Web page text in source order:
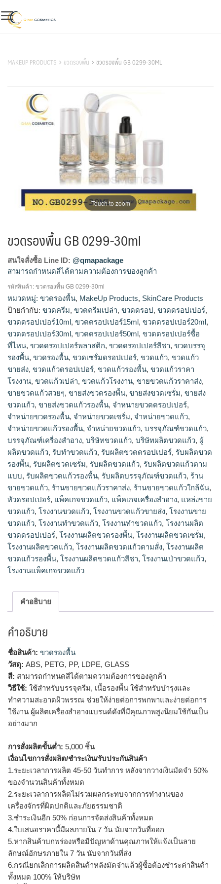
to
content
MAKEUP PRODUCTS ขวดรองพื้น ขวดรองพื้น GB 0299-30ML
Touch to zoom
ขวดรองพื้น GB 0299-30ml
สนใจสั่งซื้อ Line ID: @qmapackage
สามารถกำหนดสีได้ตามความต้องการของลูกค้า
ขวดครีม, ขวดครีมเปล่า, ขวดดรอป, ขวดดรอปเปอร์, ขวดดรอป
เปอร์10ml, ขวดดรอปเปอร์15ml, ขวดดรอปเปอร์20ml, ขวดดรอป
เปอร์30ml, ขวดดรอปเปอร์50ml, ขวดดรอปเปอร์ซื้อที่ไหน, ขวดดร
อปเปอร์พลาสติก, ขวดดรอปเปอร์สีชา, ขวดบรรจุรองพื้น, ขวดรอง
พื้น, ขวดเซรั่มดรอปเปอร์, ขวดแก้ว, ขวดแก้วขายส่ง, ขวดแก้วดร
อปเปอร์, ขวดแก้วรองพื้น, ขวดแก้วราคาโรงงาน, ขวดแก้วเปล่า,
ขวดแก้วโรงงาน, ขายขวดแก้วราคาส่ง, ขายขวดแก้วสวยๆ, ขายส่ง
ขวดรองพื้น, ขายส่งขวดเซรั่ม, ขายส่งขวดแก้ว, ขายส่งขวดแก้ว
รองพื้น, จำหนายขวดดรอปเปอร์, จำหน่ายขวดรองพื้น, จำหน่าย
ขวดเซรั่ม, จำหน่ายขวดแก้ว, จำหน่ายขวดแก้วรองพื้น, จําหน่าย
ขวดแก้ว, บรรจุภัณฑ์ขวดแก้ว, บรรจุภัณฑ์เครื่องสำอาง, บริษัท
ขวดแก้ว, บริษัทผลิตขวดแก้ว, ผู้ผลิตขวดแก้ว, รับทำขวดแก้ว, รับ
ผลิตขวดดรอปเปอร์, รับผลิตขวดรองพื้น, รับผลิตขวดเซรั่ม, รับ
ผลิตขวดแก้ว, รับผลิตขวดแก้วตามแบบ, รับผลิตขวดแก้วรองพื้น,
รับผลิตบรรจุภัณฑ์ขวดแก้ว, ร้านขายขวดแก้ว, ร้านขายขวดแก้ว
ราคาส่ง, ร้านขายขวดแก้วใกล้ฉัน, หัวดรอปเปอร์, แพ็คเกจขวด
แก้ว, แพ็คเกจเครื่องสำอาง, แหล่งขายขวดแก้ว, โรงงานขวดแก้ว,
โรงงานขวดแก้วขายส่ง, โรงงานขายขวดแก้ว, โรงงานทำขวดแก้ว,
โรงงานทําขวดแก้ว, โรงงานผลิตขวดดรอปเปอร์, โรงงานผลิตขวด
รองพื้น, โรงงานผลิตขวดเซรั่ม, โรงงานผลิตขวดแก้ว, โรงงานผลิต
ขวดแก้วตามสั่ง, โรงงานผลิตขวดแก้วรองพื้น, โรงงานผลิตขวด
แก้วสีชา, โรงงานเป่าขวดแก้ว, โรงงานแพ็คเกจขวดแก้ว
รหัสสินค้า: ขวดรองพื้น GB 0299-30ml
หมวดหมู่: ขวดรองพื้น, MakeUp Products, SkinCare Products
ป้ายกำกับ: ขวดครีม, ขวดครีมเปล่า, ขวดดรอป, ขวดดรอปเปอร์,
ขวดดรอปเปอร์10ml, ขวดดรอปเปอร์15ml, ขวดดรอปเปอร์20ml,
ขวดดรอปเปอร์30ml, ขวดดรอปเปอร์50ml, ขวดดรอปเปอร์ซื้อ
ที่ไหน, ขวดดรอปเปอร์พลาสติก, ขวดดรอปเปอร์สีชา, ขวดบรรจุ
รองพื้น, ขวดรองพื้น, ขวดเซรั่มดรอปเปอร์, ขวดแก้ว, ขวดแก้ว
ขายส่ง, ขวดแก้วดรอปเปอร์, ขวดแก้วรองพื้น, ขวดแก้วราคา
โรงงาน, ขวดแก้วเปล่า, ขวดแก้วโรงงาน, ขายขวดแก้วราคาส่ง,
ขายขวดแก้วสวยๆ, ขายส่งขวดรองพื้น, ขายส่งขวดเซรั่ม, ขายส่ง
ขวดแก้ว, ขายส่งขวดแก้วรองพื้น, จำหนายขวดดรอปเปอร์,
จำหน่ายขวดรองพื้น, จำหน่ายขวดเซรั่ม, จำหน่ายขวดแก้ว,
จำหน่ายขวดแก้วรองพื้น, จําหน่ายขวดแก้ว, บรรจุภัณฑ์ขวดแก้ว,
บรรจุภัณฑ์เครื่องสำอาง, บริษัทขวดแก้ว, บริษัทผลิตขวดแก้ว, ผู้
ผลิตขวดแก้ว, รับทำขวดแก้ว, รับผลิตขวดดรอปเปอร์, รับผลิตขวด
รองพื้น, รับผลิตขวดเซรั่ม, รับผลิตขวดแก้ว, รับผลิตขวดแก้วตาม
แบบ, รับผลิตขวดแก้วรองพื้น, รับผลิตบรรจุภัณฑ์ขวดแก้ว, ร้าน
ขายขวดแก้ว, ร้านขายขวดแก้วราคาส่ง, ร้านขายขวดแก้วใกล้ฉัน,
หัวดรอปเปอร์, แพ็คเกจขวดแก้ว, แพ็คเกจเครื่องสำอาง, แหล่งขาย
ขวดแก้ว, โรงงานขวดแก้ว, โรงงานขวดแก้วขายส่ง, โรงงานขาย
ขวดแก้ว, โรงงานทำขวดแก้ว, โรงงานทําขวดแก้ว, โรงงานผลิต
ขวดดรอปเปอร์, โรงงานผลิตขวดรองพื้น, โรงงานผลิตขวดเซรั่ม,
โรงงานผลิตขวดแก้ว, โรงงานผลิตขวดแก้วตามสั่ง, โรงงานผลิต
ขวดแก้วรองพื้น, โรงงานผลิตขวดแก้วสีชา, โรงงานเป่าขวดแก้ว,
โรงงานแพ็คเกจขวดแก้ว
คำอธิบาย
คำอธิบาย
ชื่อสินค้า: ขวดรองพื้น
วัสดุ: ABS, PETG, PP, LDPE, GLASS
สี: สามารถกำหนดสีได้ตามความต้องการของลูกค้า
วิธีใช้: ใช้สำหรับบรรจุครีม, เนื้อรองพื้น ใช้สำหรับบำรุงและ
ทำความสะอาดผิวพรรณ ช่วยให้ง่ายต่อการพกพาและง่ายต่อการ
ใช้งาน ผู้ผลิตเครื่องสำอางแบรนด์ดังที่มีคุณภาพสูงนิยมใช้กันเป็น
อย่างมาก
การสั่งผลิตขั้นต่ำ: 5,000 ชิ้น
เงื่อนไขการสั่งผลิต/ชำระเงิน/รับประกันสินค้า
1.ระยะเวลาการผลิต 45-50 วันทำการ หลังจากวางเงินมัดจำ 50%
ของจำนวนสินค้าทั้งหมด
2.ระยะเวลาการผลิตไม่รวมผลกระทบจากการทำงานของ
เครื่องจักรที่ผิดปกติและภัยธรรมชาติ
3.ชำระเงินอีก 50% ก่อนการจัดส่งสินค้าทั้งหมด
4.ใบเสนอราคานี้มีผลภายใน 7 วัน นับจากวันที่ออก
5.หากสินค้าบกพร่องหรือมีปัญหาด้านคุณภาพให้แจ้งเป็นลาย
ลักษณ์อักษรภายใน 7 วัน นับจากวันที่ส่ง
6.กรณียกเลิกการผลิตสินค้าหลังมัดจำแล้วผู้ซื้อต้องชำระค่าสินค้า
ทั้งหมด 100% ให้บริษัท